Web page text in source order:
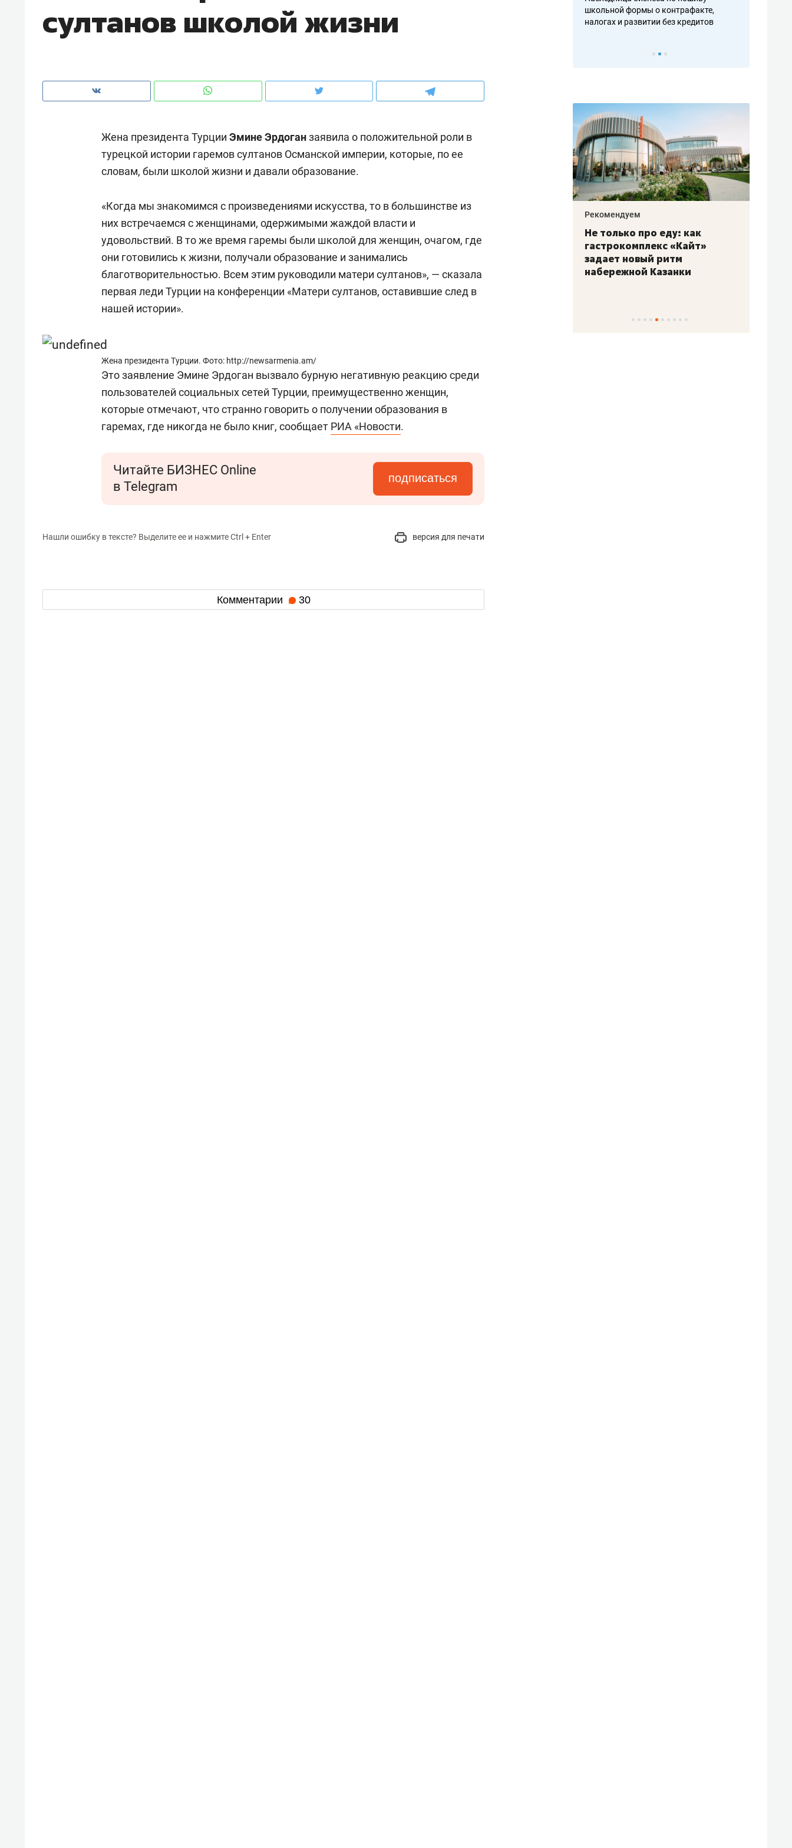
султанов школой жизни
Жена президента Турции Эмине Эрдоганзаявила о положительной роли в
турецкой истории гаремов султанов Османской империи, которые, по ее
словам, были школой жизни и давали образование.
«Когда мы знакомимся с произведениями искусства, то в большинстве из
них встречаемся с женщинами, одержимыми жаждой власти и
удовольствий. В то же время гаремы были школой для женщин, очагом, где
они готовились к жизни, получали образование и занимались
благотворительностью. Всем этим руководили матери султанов», — сказала
первая леди Турции на конференции «Матери султанов, оставившие след в
нашей истории».
Жена президента Турции. Фото: http://newsarmenia.am/
Это заявление Эмине Эрдоган вызвало бурную негативную реакцию среди
пользователей социальных сетей Турции, преимущественно женщин,
которые отмечают, что странно говорить о получении образования в
гаремах, где никогда не было книг, сообщает РИА «Новости.
Читайте БИЗНЕС Online
в Telegram
подписаться
Нашли ошибку в тексте? Выделите ее и нажмите Ctrl + Enter версия для печати
Комментарии 30
рынки, почему надо знать аксакалов и
чем интересен Оман?
школьной формы о контрафакте,
налогах и развитии без кредитов
Опыт выживания в дикой
природе, работа
с ментальным и физическим
состоянием как основа
антихрупких команд
Рекомендуем
Мексика, рок-концерт
и вагон с чак-чаком: как
в Менделеевске прошла
«Гонка Героев»
30 метров»: как «Водоканал»
Казани
Рекомендуем
Не только про еду: как
гастрокомплекс «Кайт»
задает новый ритм
набережной Казанки